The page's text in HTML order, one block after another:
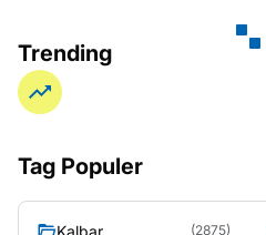
Trending
Tag Populer
Kalbar (2875)